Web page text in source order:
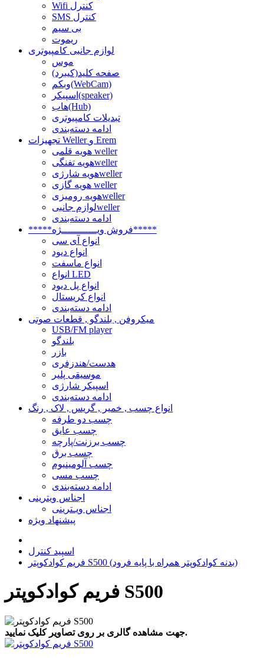
Wifi کنترل
SMS کنترل
بی سیم
ریموت
لوازم جانبی کامپیوتری
موس
صفحه کلید(کیبرد)
وبکم(WebCam)
اسپیکر(speaker)
هاب(Hub)
تبدیلات کامپیوتری
ادامه دسته‌بندی
تجهیزات Weller و Erem
هویه قلمی weller
هویه تفنگیweller
هویه شارژیweller
هویه گازی weller
هویه رومیزیweller
لوازم جانبیweller
ادامه دسته‌بندی
*****فروش ویــــــــــــژه*****
انواع آی سی
انواع دیود
انواع ماسفت
انواع LED
انواع پل دیود
انواع کریستال
ادامه دسته‌بندی
میکروفن , بلندگو , قطعات صوتی
USB/FM player
بلندگو
بازر
هدست/هندزفری
موسیقی پلیر
اسپیکر شارژی
ادامه دسته‌بندی
انواع چسب , خمیر , گریس , لاک , رنگ
چسب دو طرفه
چسب عایق
چسب برزنت/پارچه
چسب برق
چسب آلومینیوم
چسب مسی
ادامه دسته‌بندی
اجناس ویترینی
اجناس ویـترینی
پیشنهاد ویژه
اسپید کنترل
فریم کوادکوپتر S500 (بدنه کوادکوپتر همراه با پایه فرود)
فریم کوادکوپتر S500
جهت مشاهده گالری بر روی تصاویر کلیک نمایید.